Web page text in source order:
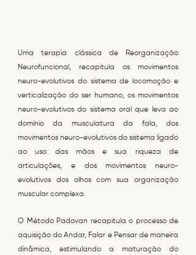
Uma terapia clássica de Reorganização
Neurofuncional, recapitula os movimentos
neuro-evolutivos do sistema de locomoção e
verticalização do ser humano, os movimentos
neuro-evolutivos do sistema oral que leva ao
domínio da musculatura da fala, dos
movimentos neuro-evolutivos do sistema ligado
ao uso das mãos e sua riqueza de
articulações, e dos movimentos neuro-
evolutivos dos olhos com sua organização
muscular complexa.
O Método Padovan recapitula o processo de
aquisição do Andar, Falar e Pensar de maneira
dinâmica, estimulando a maturação do